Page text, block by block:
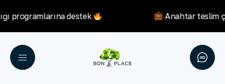
programlarına destek Anahtar teslim